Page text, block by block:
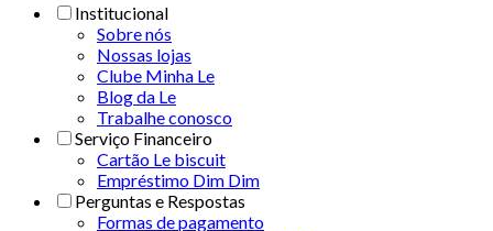
Institucional
Sobre nós
Nossas lojas
Clube Minha Le
Blog da Le
Trabalhe conosco
Serviço Financeiro
Cartão Le biscuit
Empréstimo Dim Dim
Perguntas e Respostas
Formas de pagamento